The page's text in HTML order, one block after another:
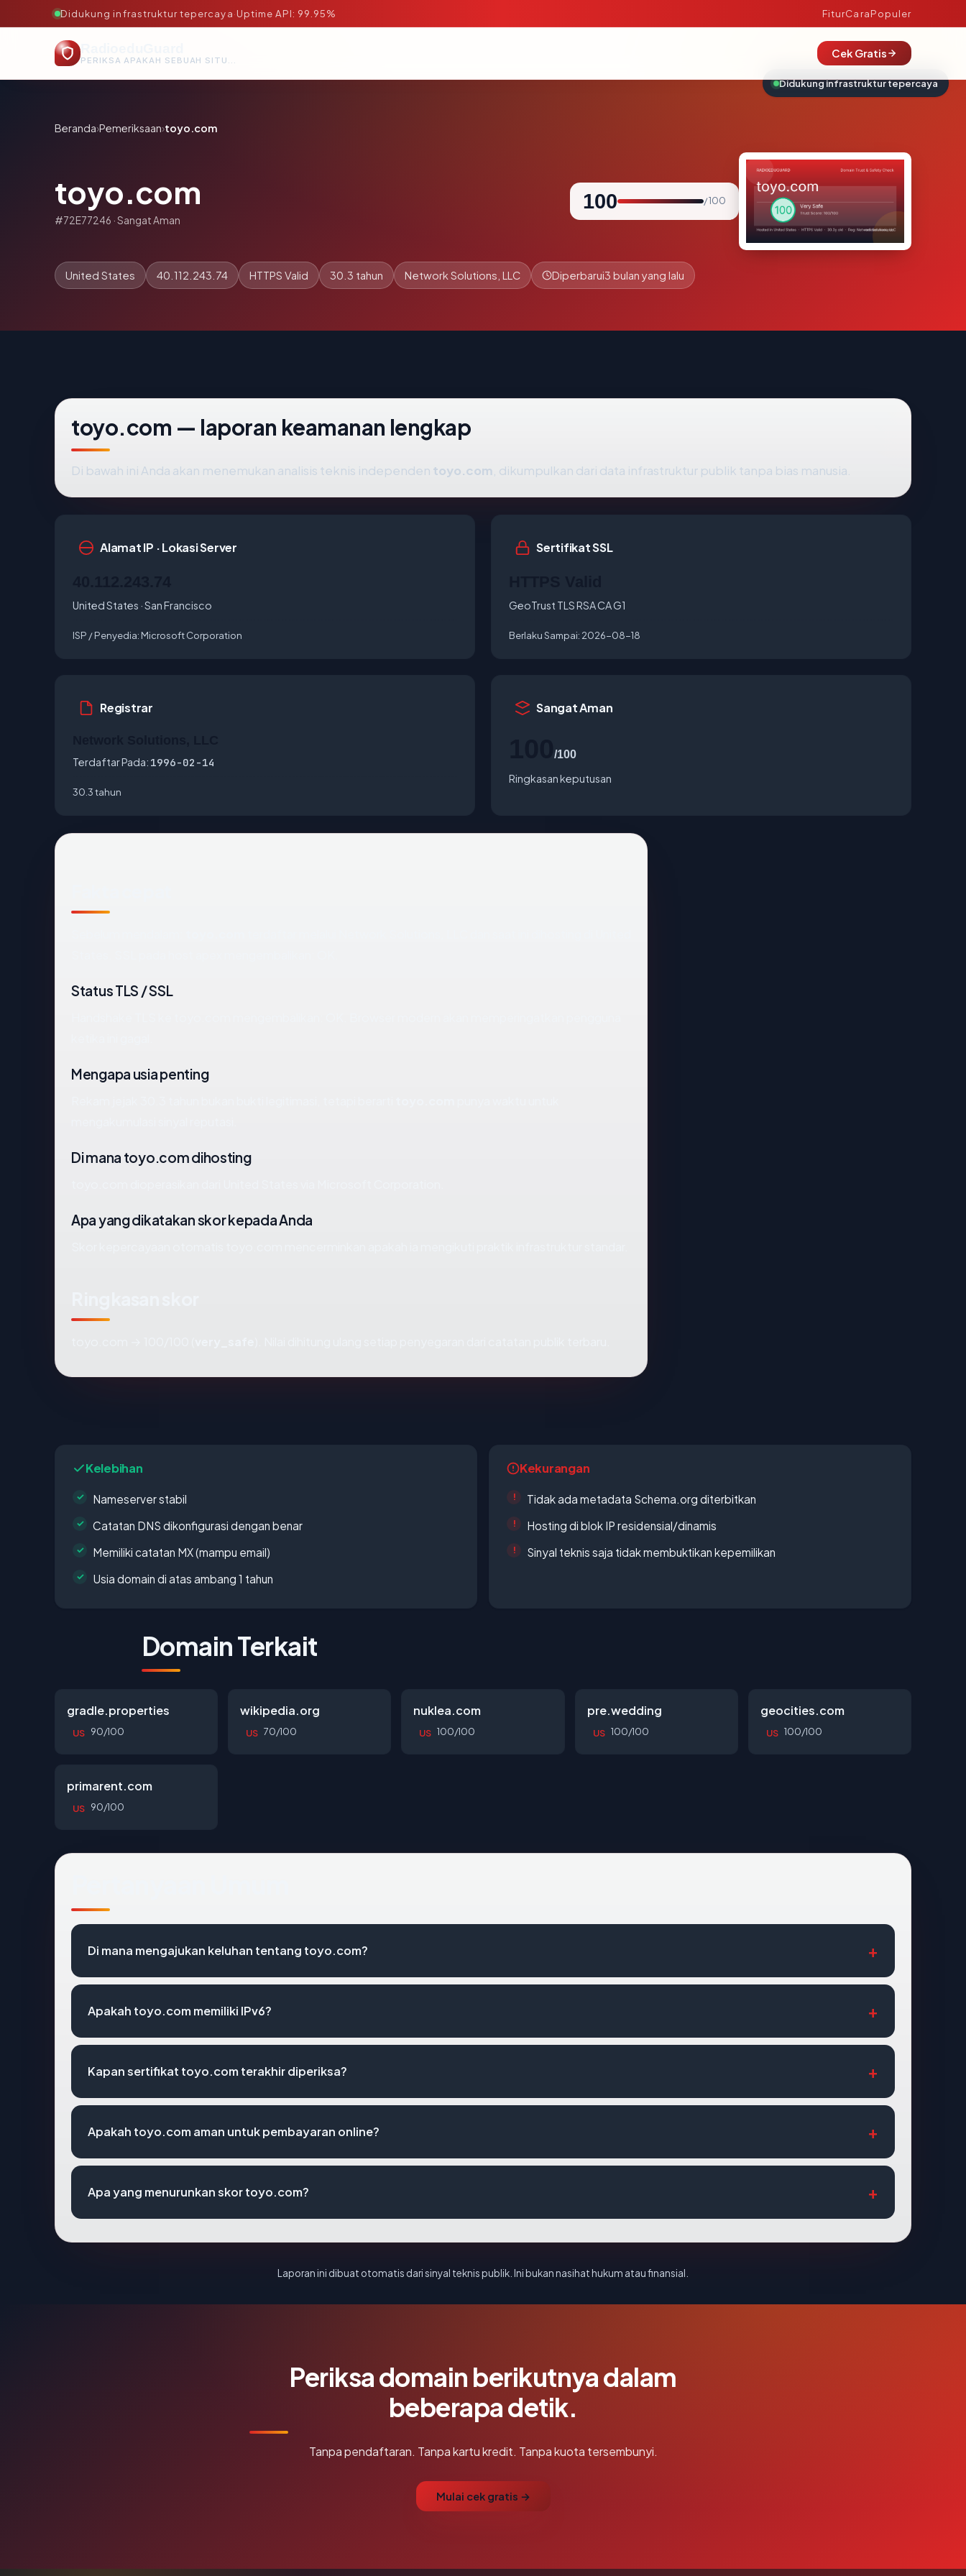
Didukung infrastruktur tepercaya·Uptime API: 99.95% FiturCaraPopuler
PERIKSA APAKAH SEBUAH SITUS AMAN, TEPERCAYA, DAN TERVERIFIKASI DALAM HITUNGAN DETIK.
Cek Gratis
Beranda›Pemeriksaan›toyo.com
toyo.com
#72E77246 · Sangat Aman
100 / 100
United States 40.112.243.74 HTTPS Valid 30.3 tahun Network Solutions, LLC Diperbarui3 bulan yang lalu
toyo.com — laporan keamanan lengkap
Di bawah ini Anda akan menemukan analisis teknis independen toyo.com , dikumpulkan dari data infrastruktur publik tanpa bias manusia.
Alamat IP · Lokasi Server
United States · San Francisco
ISP / Penyedia: Microsoft Corporation
Sertifikat SSL
GeoTrust TLS RSA CA G1
Berlaku Sampai: 2026-08-18
Registrar
Terdaftar Pada: 1996-02-14
30.3 tahun
Sangat Aman
/100
Ringkasan keputusan
Status TLS / SSL
Mengapa usia penting
Di mana toyo.com dihosting
Apa yang dikatakan skor kepada Anda
Kelebihan
Nameserver stabil
Catatan DNS dikonfigurasi dengan benar
Memiliki catatan MX (mampu email)
Usia domain di atas ambang 1 tahun
Kekurangan
Tidak ada metadata Schema.org diterbitkan
Hosting di blok IP residensial/dinamis
Sinyal teknis saja tidak membuktikan kepemilikan
Domain Terkait
gradle.properties
US 90/100
wikipedia.org
US 70/100
nuklea.com
US 100/100
pre.wedding
US 100/100
geocities.com
US 100/100
primarent.com
US 90/100
Di mana mengajukan keluhan tentang toyo.com?
Apakah toyo.com memiliki IPv6?
Kapan sertifikat toyo.com terakhir diperiksa?
Apakah toyo.com aman untuk pembayaran online?
Apa yang menurunkan skor toyo.com?
Laporan ini dibuat otomatis dari sinyal teknis publik. Ini bukan nasihat hukum atau finansial.
Periksa domain berikutnya dalam
beberapa detik.
Tanpa pendaftaran. Tanpa kartu kredit. Tanpa kuota tersembunyi.
Mulai cek gratis →
Didukung infrastruktur tepercaya